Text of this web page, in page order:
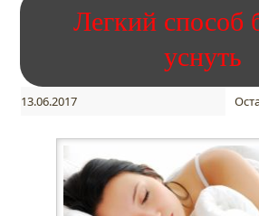
Легкий способ
уснуть
13.06.2017